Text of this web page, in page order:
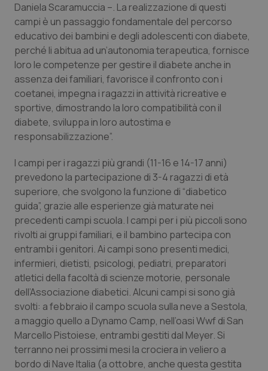
Lombardia
Marche
Molise
Piemonte
Provincia Autonoma di Bolzano
Provincia Autonoma di Trento
Puglia
Sardegna
Sicilia
Toscana
Umbria
Valle D’Aosta
Dolore
Donna & Salute
Epatiti
HIV
Infezioni & Febbre
Ipertensione & Scompenso
Malattie rare
Malattia di Crohn & Rettocolite Ulcerosa
Neuroscienze & patologie neurodegenerative
Obesità
Oftalmologia
Oncodermatologia
Daniela Scaramuccia –. La realizzazione di questi
campi è un passaggio fondamentale del percorso
educativo dei bambini e degli adolescenti con diabete,
perché li abitua ad un’autonomia terapeutica, fornisce
loro le competenze per gestire il diabete anche in
assenza dei familiari, favorisce il confronto con i
coetanei, impegna i ragazzi in attività ricreative e
sportive, dimostrando la loro compatibilità con il
diabete, sviluppa in loro autostima e
responsabilizzazione”.
I campi per i ragazzi più grandi (11-16 e 14-17 anni)
prevedono la partecipazione di 3-4 ragazzi di età
superiore, che svolgono la funzione di “diabetico
guida”, grazie alle esperienze già maturate nei
precedenti campi scuola. I campi per i più piccoli sono
rivolti ai gruppi familiari, e il bambino partecipa con
entrambi i genitori. Ai campi sono presenti medici,
infermieri, dietisti, psicologi, pediatri, preparatori
atletici della facoltà di scienze motorie, personale
dell’Associazione diabetici. Alcuni campi si sono già
svolti: a febbraio il campo scuola sulla neve a Sestola,
a maggio quello a Dynamo Camp, nell’oasi Wwf di San
Marcello Pistoiese, entrambi gestiti dal Meyer. Si
terranno nei prossimi mesi la crociera in veliero a
bordo di Nave Italia (a ottobre, anche questa gestita